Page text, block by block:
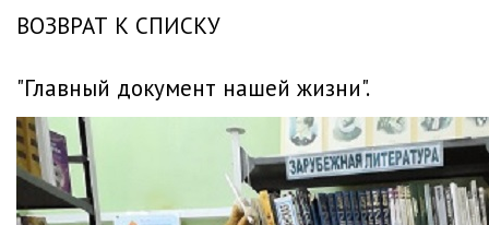
ВОЗВРАТ К СПИСКУ
"главный документ нашей жизни".